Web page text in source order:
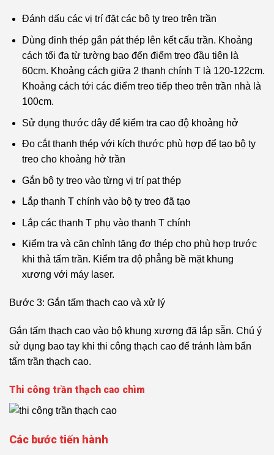
Đánh dấu các vị trí đặt các bộ ty treo trên trần
Dùng đinh thép gắn pát thép lên kết cấu trần. Khoảng
cách tối đa từ tường bao đến điểm treo đầu tiên là
60cm. Khoảng cách giữa 2 thanh chính T là 120-122cm.
Khoảng cách tới các điểm treo tiếp theo trên trần nhà là
100cm.
Sử dụng thước dây để kiểm tra cao độ khoảng hở
Đo cắt thanh thép với kích thước phù hợp để tạo bộ ty
treo cho khoảng hở trần
Gắn bộ ty treo vào từng vị trí pat thép
Lắp thanh T chính vào bộ ty treo đã tạo
Lắp các thanh T phụ vào thanh T chính
Kiểm tra và căn chỉnh tăng đơ thép cho phù hợp trước
khi thả tấm trần. Kiểm tra độ phẳng bề mặt khung
xương với máy laser.
Bước 3: Gắn tấm thạch cao và xử lý
Gắn tấm thạch cao vào bộ khung xương đã lắp sẵn. Chú ý
sử dụng bao tay khi thi công thạch cao để tránh làm bẩn
tấm trần thạch cao.
Thi công trần thạch cao chìm
Các bước tiến hành